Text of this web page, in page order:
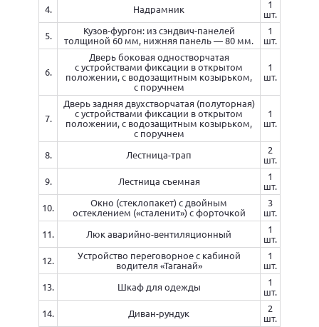
4. Надрамник
1
шт.
5.
Кузов-фургон: из сэндвич-панелей
толщиной 60 мм, нижняя панель — 80 мм.
1
шт.
6.
Дверь боковая одностворчатая
с устройствами фиксации в открытом
положении, с водозащитным козырьком,
с поручнем
1
шт.
7.
Дверь задняя двухстворчатая (полуторная)
с устройствами фиксации в открытом
положении, с водозащитным козырьком,
с поручнем
1
шт.
8. Лестница-трап
2
шт.
9.
Лестница съемная
1
шт.
10.
Окно (стеклопакет) с двойным
остеклением («сталенит») с форточкой
3
шт.
11.
Люк аварийно-вентиляционный
1
шт.
12.
Устройство переговорное с кабиной
водителя «Таганай»
1
шт.
13.
Шкаф для одежды
1
шт.
14.
Диван-рундук
2
шт.